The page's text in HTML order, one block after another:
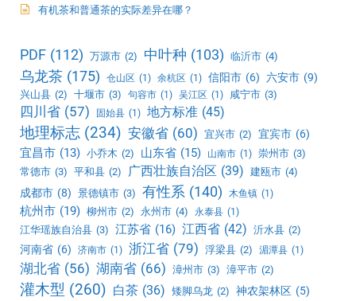
有机茶和普通茶的实际差异在哪？
PDF (112) 万源市 (2) 中叶种 (103) 临沂市 (4)
乌龙茶 (175) 仓山区 (1) 余杭区 (1) 信阳市 (6) 六安市 (9)
兴山县 (2) 十堰市 (3) 句容市 (1) 吴江区 (1) 咸宁市 (3)
四川省 (57) 固始县 (1) 地方标准 (45)
地理标志 (234) 安徽省 (60) 宜兴市 (2) 宜宾市 (6)
宜昌市 (13) 小乔木 (2) 山东省 (15) 山南市 (1) 崇州市 (3)
常德市 (3) 平和县 (2) 广西壮族自治区 (39) 建瓯市 (4)
成都市 (8) 景德镇市 (3) 有性系 (140) 木鱼镇 (1)
杭州市 (19) 柳州市 (2) 永州市 (4) 永泰县 (1)
江华瑶族自治县 (3) 江苏省 (16) 江西省 (42) 沂水县 (2)
河南省 (6) 济南市 (1) 浙江省 (79) 浮梁县 (2) 湄潭县 (1)
湖北省 (56) 湖南省 (66) 漳州市 (3) 漳平市 (2)
灌木型 (260) 白茶 (36) 矮脚乌龙 (2) 神农架林区 (5)